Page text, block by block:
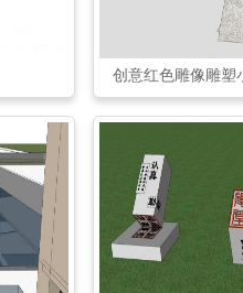
创意红色雕像雕塑